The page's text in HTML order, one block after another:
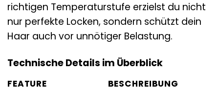
richtigen Temperaturstufe erzielst du nicht
nur perfekte Locken, sondern schützt dein
Haar auch vor unnötiger Belastung.
Technische Details im Überblick
FEATURE
BESCHREIBUNG